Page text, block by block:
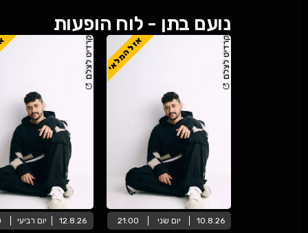
נועם בתן - לוח הופעות
קרדיט לצלם אזל המלאי
10.8.26 יום שני 21:00
קרדיט לצלם
12.8.26 יום רביעי